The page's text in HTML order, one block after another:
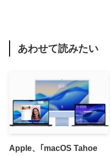
あわせて読みたい
Apple、｢macOS Tahoe